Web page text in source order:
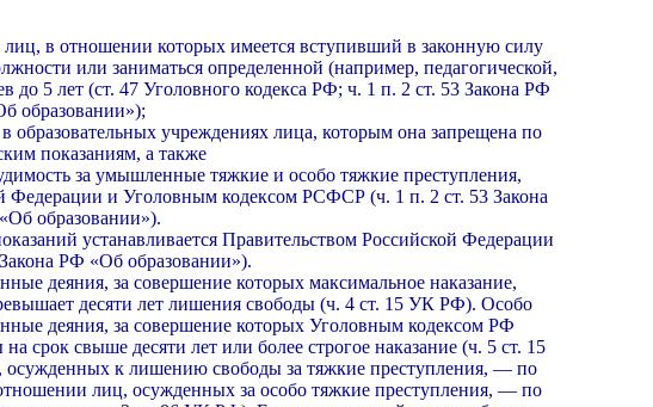
в отношении которых имеется вступивший в за­конную силу
или заниматься определенной (например, педагогической,
до 5 лет (ст. 47 Уго­ловного кодекса РФ; ч. 1 п. 2 ст. 53 Закона РФ
образовании»);
образовательных учреждениях лица, которым она запрещена по
показаниям, а также
за умышленные тяжкие и особо тяжкие пре­ступления,
Федерации и Уголовным кодексом РСФСР (ч. 1 п. 2 ст. 53 Закона
образова­нии»).
устанавливается Правительством Российс­кой Федерации
РФ «Об обра­зовании»).
деяния, за совершение которых максимальное на­казание,
десяти лет лишения свободы (ч. 4 ст. 15 УК РФ). Особо
деяния, за совершение кото­рых Уголовным кодексом РФ
срок свыше деся­ти лет или более строгое наказание (ч. 5 ст. 15
к лишению свободы за тяжкие преступле­ния, — по
лиц, осужденных за особо тяж­кие преступления, — по